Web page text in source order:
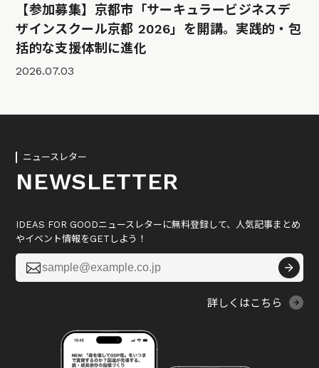
【参加募集】京都市「サーキュラービジネスデ
ザインスクール京都 2026」を開講。実践的・包
括的な支援体制に進化
2026.07.03
ニュースレター
NEWSLETTER
IDEAS FOR GOODニュースレターに無料登録して、人気記事まとめ
やイベント情報をGETしよう！

詳しくはこちら